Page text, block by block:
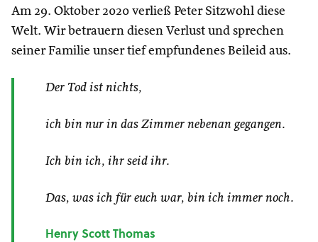
Am 29. Oktober 2020 verließ Peter Sitzwohl diese
Welt. Wir betrauern diesen Verlust und sprechen
seiner Familie unser tief empfundenes Beileid aus.
Der Tod ist nichts,
ich bin nur in das Zimmer nebenan gegangen.
Ich bin ich, ihr seid ihr.
Das, was ich für euch war, bin ich immer noch.
Henry Scott Thomas